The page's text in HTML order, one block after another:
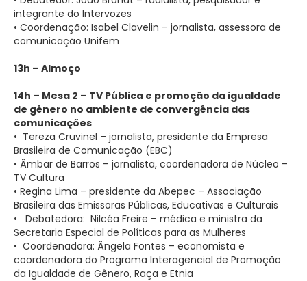
integrante do Intervozes
• Coordenação: Isabel Clavelin – jornalista, assessora de
comunicação Unifem
13h – Almoço
14h – Mesa 2 – TV Pública e promoção da igualdade
de gênero no ambiente de convergência das
comunicações
• Tereza Cruvinel – jornalista, presidente da Empresa
Brasileira de Comunicação (EBC)
• Âmbar de Barros – jornalista, coordenadora de Núcleo –
TV Cultura
• Regina Lima – presidente da Abepec – Associação
Brasileira das Emissoras Públicas, Educativas e Culturais
• Debatedora: Nilcéa Freire – médica e ministra da
Secretaria Especial de Políticas para as Mulheres
• Coordenadora: Ângela Fontes – economista e
coordenadora do Programa Interagencial de Promoção
da Igualdade de Gênero, Raça e Etnia